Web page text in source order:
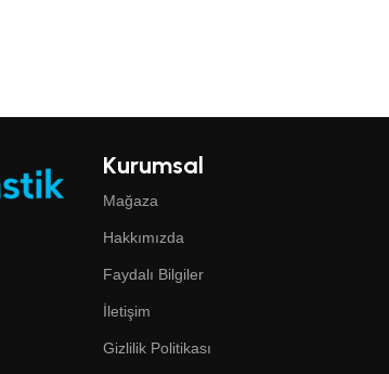
Kurumsal
Mağaza
Hakkımızda
Faydalı Bilgiler
İletişim
Gizlilik Politikası